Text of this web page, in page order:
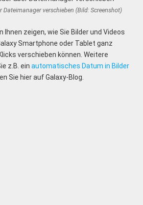
Dateimanager verschieben (Bild: Screenshot)
Ihnen zeigen, wie Sie Bilder und Videos
Smartphone oder Tablet ganz
verschieben können. Weitere
z.B. ein automatisches Datum in Bilder
Sie hier auf Galaxy-Blog.